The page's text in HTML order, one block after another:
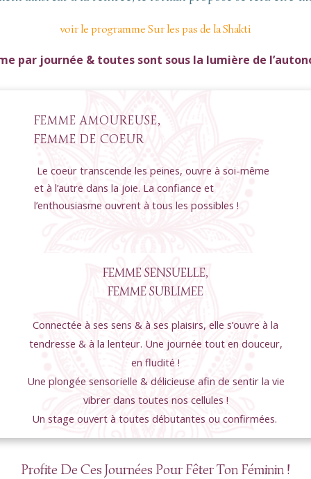
voir le programme Sur les pas de la Shakti
par journée & toutes sont sous la lumière de
FEMME AMOUREUSE,
FEMME DE COEUR
Le coeur transcende les peines, ouvre à soi-même
et à l’autre dans la joie. La confiance et
l’enthousiasme ouvrent à tous les possibles !
FEMME SENSUELLE,
FEMME SUBLIMEE
Connectée à ses sens & à ses plaisirs, elle s’ouvre à la
tendresse & à la lenteur. Une journée tout en douceur,
en fludité !
Une plongée sensorielle & délicieuse afin de sentir la vie
vibrer dans toutes nos cellules !
Un stage ouvert à toutes débutantes ou confirmées.
Profite De Ces Journées Pour Fêter Ton Féminin !